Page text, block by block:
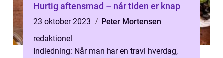
Hurtig aftensmad – når tiden er knap
23 oktober 2023
Peter Mortensen
redaktionel
Indledning: Når man har en travl hverdag,